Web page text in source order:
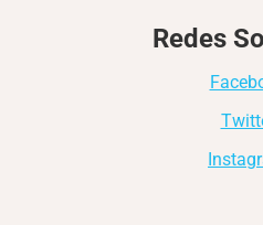
Redes